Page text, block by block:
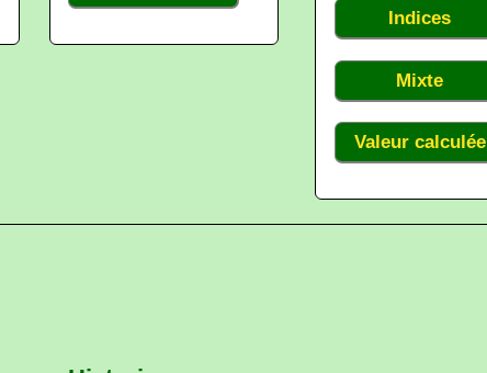
Indices
Mixte
Valeur calculée